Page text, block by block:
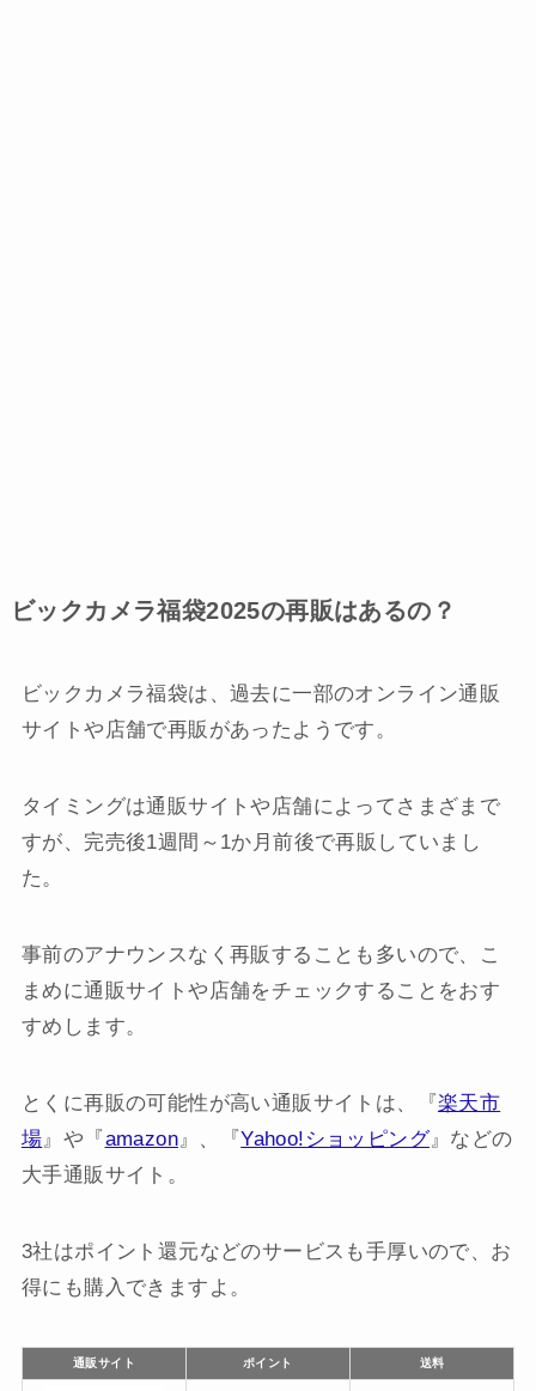
ビックカメラ福袋2025の再販はあるの？
ビックカメラ福袋は、過去に一部のオンライン通販
サイトや店舗で再販があったようです。
タイミングは通販サイトや店舗によってさまざまで
すが、完売後1週間～1か月前後で再販していまし
た。
事前のアナウンスなく再販することも多いので、こ
まめに通販サイトや店舗をチェックすることをおす
すめします。
とくに再販の可能性が高い通販サイトは、『 楽天市
場』や『 amazon』、『Yahoo!ショッピング』などの
大手通販サイト。
3社はポイント還元などのサービスも手厚いので、お
得にも購入できますよ。
通販サイト ポイント 送料